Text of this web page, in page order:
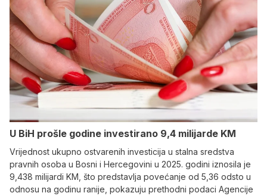
U BiH prošle godine investirano 9,4 milijarde KM
Vrijednost ukupno ostvarenih investicija u stalna sredstva
pravnih osoba u Bosni i Hercegovini u 2025. godini iznosila je
9,438 milijardi KM, što predstavlja povećanje od 5,36 odsto u
odnosu na godinu ranije, pokazuju prethodni podaci Agencije